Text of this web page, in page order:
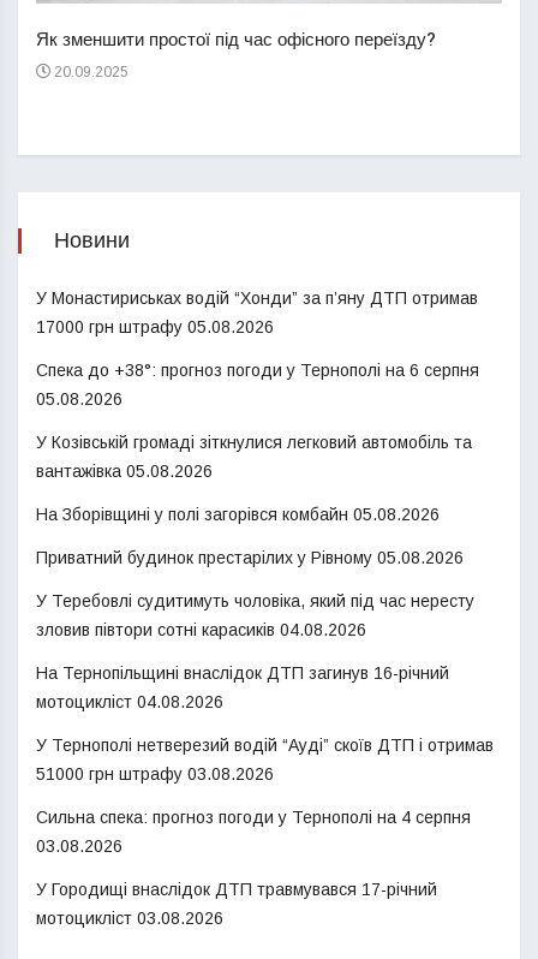
Як зменшити простої під час офісного переїзду?
20.09.2025
Новини
У Монастириськах водій “Хонди” за п’яну ДТП отримав
17000 грн штрафу 05.08.2026
Спека до +38°: прогноз погоди у Тернополі на 6 серпня
05.08.2026
У Козівській громаді зіткнулися легковий автомобіль та
вантажівка 05.08.2026
На Зборівщині у полі загорівся комбайн 05.08.2026
Приватний будинок престарілих у Рівному 05.08.2026
У Теребовлі судитимуть чоловіка, який під час нересту
зловив півтори сотні карасиків 04.08.2026
На Тернопільщині внаслідок ДТП загинув 16-річний
мотоцикліст 04.08.2026
У Тернополі нетверезий водій “Ауді” скоїв ДТП і отримав
51000 грн штрафу 03.08.2026
Сильна спека: прогноз погоди у Тернополі на 4 серпня
03.08.2026
У Городищі внаслідок ДТП травмувався 17-річний
мотоцикліст 03.08.2026